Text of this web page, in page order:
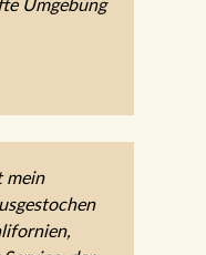
Umgebung
mein